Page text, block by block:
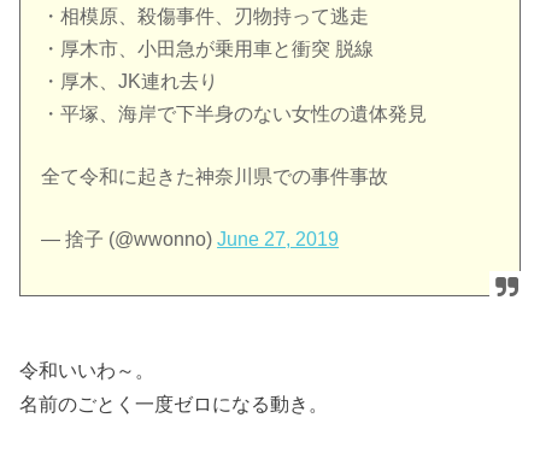
・相模原、殺傷事件、刃物持って逃走
・厚木市、小田急が乗用車と衝突 脱線
・厚木、JK連れ去り
・平塚、海岸で下半身のない女性の遺体発見
全て令和に起きた神奈川県での事件事故
— 捨子 (@wwonno)June 27, 2019
令和いいわ～。
名前のごとく一度ゼロになる動き。